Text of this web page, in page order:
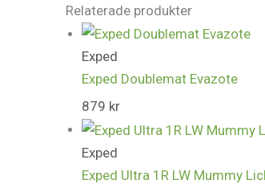
Relaterade produkter
Exped
Exped Doublemat Evazote
879 kr
Exped
Exped Ultra 1R LW Mummy